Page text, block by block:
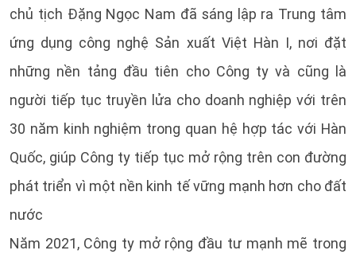
chủ tịch Đặng Ngọc Nam đã sáng lập ra Trung tâm
ứng dụng công nghệ Sản xuất Việt Hàn I, nơi đặt
những nền tảng đầu tiên cho Công ty và cũng là
người tiếp tục truyền lửa cho doanh nghiệp với trên
30 năm kinh nghiệm trong quan hệ hợp tác với Hàn
Quốc, giúp Công ty tiếp tục mở rộng trên con đường
phát triển vì một nền kinh tế vững mạnh hơn cho đất
nước
Năm 2021, Công ty mở rộng đầu tư mạnh mẽ trong